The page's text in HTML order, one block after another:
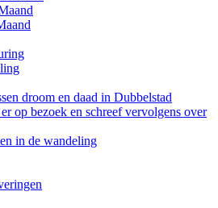
droom en daad in Dubbelstad
op bezoek en schreef vervolgens over
in de wandeling